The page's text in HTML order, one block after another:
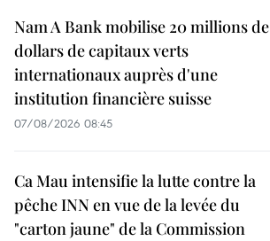
Nam A Bank mobilise 20 millions de
dollars de capitaux verts
internationaux auprès d'une
institution financière suisse
07/08/2026 08:45
Ca Mau intensifie la lutte contre la
pêche INN en vue de la levée du
"carton jaune" de la Commission